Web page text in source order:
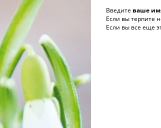
Введите ваше
Если вы терпите
Если вы все еще